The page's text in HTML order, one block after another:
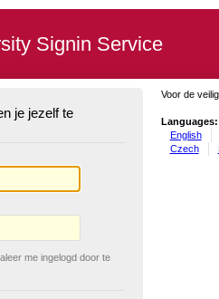
Signin Service
je jezelf te
me ingelogd door te
Voor de
Languages:
English
Czech